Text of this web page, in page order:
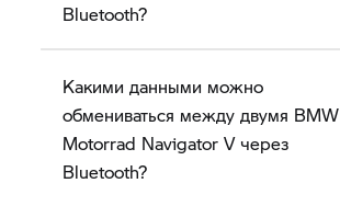
Bluetooth?
Какими данными можно
обмениваться между двумя BMW
Motorrad Navigator Vчерез
Bluetooth?